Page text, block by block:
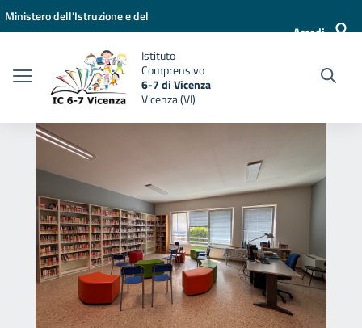
Vai ai contenuti
Vai al menu di navigazione
Vai al footer
Ministero dell'Istruzione e del
Accedi
Istituto
Comprensivo
6-7 di Vicenza
Vicenza (VI)